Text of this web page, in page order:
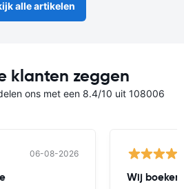
alle artikelen
klanten zeggen
ons met een 8.4/10 uit 108006
06-08-2026
Wij